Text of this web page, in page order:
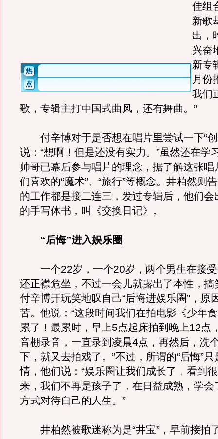
佳组
新歌
出，
兴奋
新专
月份
我们
歌，专辑主打中国式曲风，还有舞曲。”
付辛博对于是否想在唱片里尝试一下“创
说：“想啊！但是还没有实力。”虽然还在学
帅哥已幕后参与唱片的理念，据了解这张唱
们喜欢的“魔术”、“旅行”等概念。井柏然则
的工作都是接二连三，发过专辑后，他们会
的手写体书，叫《交换日记》。
“后悔”进入娱乐圈
一个22岁，一个20岁，两个男生在接受
还正襟危坐，不过一会儿就露出了本性，搞
付辛博开玩笑地叹自己“后悔进娱乐圈”，原
苦。他说：“这段时间我们在拍电影《少年
累了！最累时，早上5点起床拍到晚上12点
音棚录音，一直录到凌晨4点，再然后，洗
下，就又去拍戏了。”不过，所谓的“后悔”
情，他们说：“娱乐圈让我们成长了，看到
来，我们不再是孩子了，在日益成熟，学会
方式对待自己的人生。”
井柏然被歌迷称为是“井宝”，早前接拍